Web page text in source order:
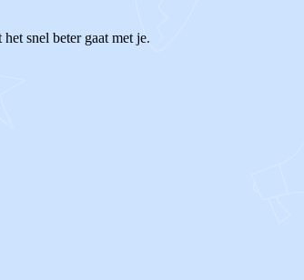
snel beter gaat met je.